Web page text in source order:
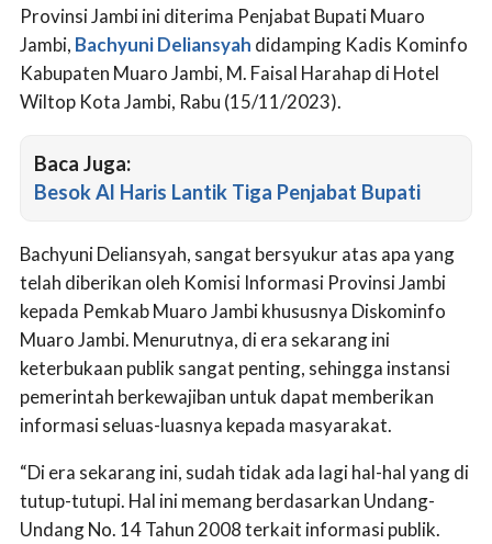
Provinsi Jambi ini diterima Penjabat Bupati Muaro
Jambi, Bachyuni Deliansyah didamping Kadis Kominfo
Kabupaten Muaro Jambi, M. Faisal Harahap di Hotel
Wiltop Kota Jambi, Rabu (15/11/2023).
Baca Juga:
Besok Al Haris Lantik Tiga Penjabat Bupati
Bachyuni Deliansyah, sangat bersyukur atas apa yang
telah diberikan oleh Komisi Informasi Provinsi Jambi
kepada Pemkab Muaro Jambi khususnya Diskominfo
Muaro Jambi. Menurutnya, di era sekarang ini
keterbukaan publik sangat penting, sehingga instansi
pemerintah berkewajiban untuk dapat memberikan
informasi seluas-luasnya kepada masyarakat.
“Di era sekarang ini, sudah tidak ada lagi hal-hal yang di
tutup-tutupi. Hal ini memang berdasarkan Undang-
Undang No. 14 Tahun 2008 terkait informasi publik.